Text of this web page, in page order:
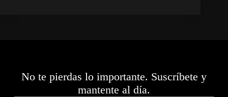
No te pierdas lo importante. Suscríbete y
mantente al día.